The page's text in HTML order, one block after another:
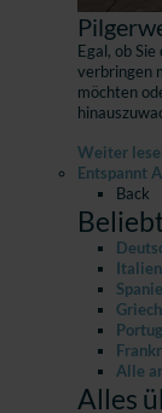
Egal, ob
verbringen
möchten
Weiter
Entspannt
Back
Italien
Alle
Alles